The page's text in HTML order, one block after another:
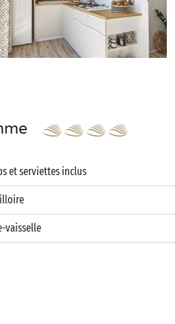
et serviettes inclus
vaisselle